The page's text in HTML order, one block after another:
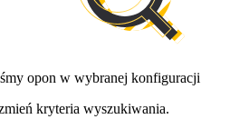
opon w wybranej konfiguracji
kryteria wyszukiwania.